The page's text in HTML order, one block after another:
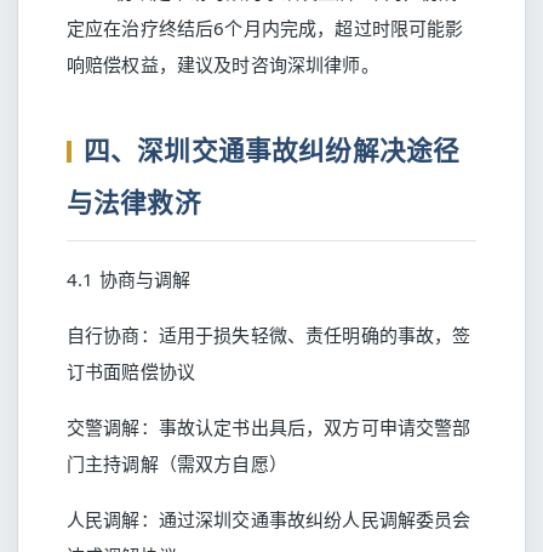
定应在治疗终结后6个月内完成，超过时限可能影
响赔偿权益，建议及时咨询深圳律师。
四、深圳交通事故纠纷解决途径
与法律救济
4.1 协商与调解
自行协商：适用于损失轻微、责任明确的事故，签
订书面赔偿协议
交警调解：事故认定书出具后，双方可申请交警部
门主持调解（需双方自愿）
人民调解：通过深圳交通事故纠纷人民调解委员会